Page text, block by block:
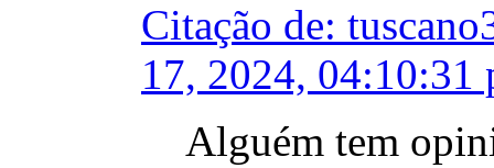
Citação de:
17, 2024, 04:10:31
Alguém tem